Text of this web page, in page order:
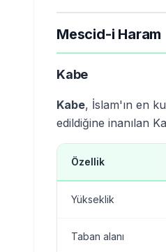
Mescid-i Haram
Kabe
Kabe, İslam'ın en
edildiğine inanılan
Özellik
Yükseklik
Taban alanı